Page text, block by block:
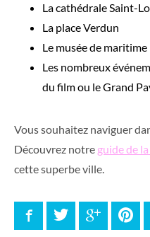
La cathédrale Saint-
La place Verdun
Le musée de maritime
Les nombreux
du film ou le Grand
Vous souhaitez naviguer
Découvrez notre guide de
cette superbe ville.
FacebookTwitter Google+